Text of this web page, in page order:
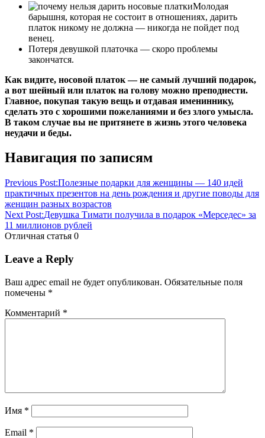
Молодая
барышня, которая не состоит в отношениях, дарить
платок никому не должна — никогда не пойдет под
венец.
Потеря девушкой платочка — скоро проблемы
закончатся.
Как видите, носовой платок — не самый лучший подарок,
а вот шейный или платок на голову можно преподнести.
Главное, покупая такую вещь и отдавая имениннику,
сделать это с хорошими пожеланиями и без злого умысла.
В таком случае вы не притянете в жизнь этого человека
неудачи и беды.
в
в
подарок
девушкецена
Навигация по записям
Previous Post:Полезные подарки для женщины — 140 идей
практичных презентов на день рождения и другие поводы для
женщин разных возрастов
Next Post:Девушка Тимати получила в подарок «Мерседес» за
11 миллионов рублей
Отличная статья 0
Leave a Reply
Ваш адрес email не будет опубликован. Обязательные поля
помечены *
Комментарий *
Имя *
Email *